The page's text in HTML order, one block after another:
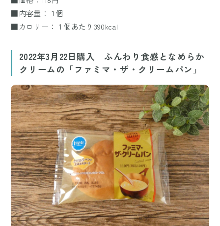
■内容量：１個
■カロリー：１個あたり390kcal
2022年3月22日購入 ふんわり食感となめらか
クリームの「ファミマ・ザ・クリームパン」